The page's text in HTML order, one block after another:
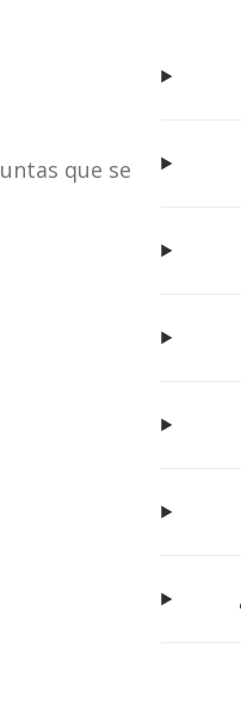
que se